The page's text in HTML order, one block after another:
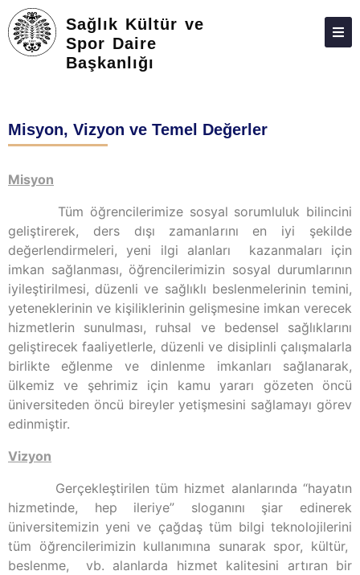
Sağlık Kültür ve
Spor Daire
Başkanlığı
HAKKIMIZDA
MEVZUAT
PERSONEL
İLETIŞIM
Misyon, Vizyon ve Temel Değerler
Misyon
Tüm öğrencilerimize sosyal sorumluluk bilincini
geliştirerek, ders dışı zamanlarını en iyi şekilde
değerlendirmeleri, yeni ilgi alanları kazanmaları için
imkan sağlanması, öğrencilerimizin sosyal durumlarının
iyileştirilmesi, düzenli ve sağlıklı beslenmelerinin temini,
yeteneklerinin ve kişiliklerinin gelişmesine imkan verecek
hizmetlerin sunulması, ruhsal ve bedensel sağlıklarını
geliştirecek faaliyetlerle, düzenli ve disiplinli çalışmalarla
birlikte eğlenme ve dinlenme imkanları sağlanarak,
ülkemiz ve şehrimiz için kamu yararı gözeten öncü
üniversiteden öncü bireyler yetişmesini sağlamayı görev
edinmiştir.
Vizyon
Gerçekleştirilen tüm hizmet alanlarında “hayatın
hizmetinde, hep ileriye” sloganını şiar edinerek
üniversitemizin yeni ve çağdaş tüm bilgi teknolojilerini
tüm öğrencilerimizin kullanımına sunarak spor, kültür,
beslenme, vb. alanlarda hizmet kalitesini artıran bir